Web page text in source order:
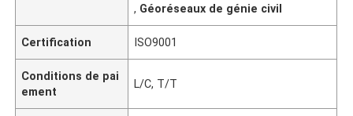
, Géoréseaux de génie civil
Certification ISO9001
Conditions de pai
ement
L/C, T/T